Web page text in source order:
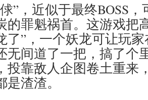
”，近似于最终BOSS
的罪魁祸首。这游戏把
了”，一个妖龙可让玩
无间道了一把，搞了个
投靠敌人企图卷土重来
渣渣。